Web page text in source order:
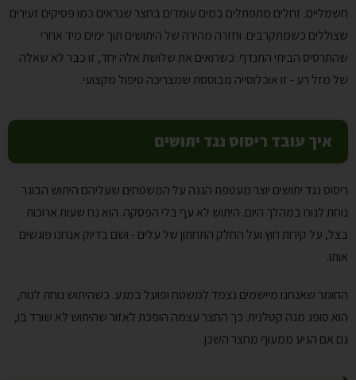
חשמליים. זחלים מתפתלים במים עומדים בחצר שנראים כמו פסיקים זעירים
שצוללים כשמתקרבים. וחזרה מהירה של היתושים תוך ימים מיד אחרי
שהתרסיס הביתי התנדף. כשרואים את שלושת אלה יחד, זו כבר לא שאלה
של מזל רע - זו אוכלוסייה מבוססת שמצריכה טיפול מקצועי.
איך עובד ריסוס נגד יתושים
ריסוס נגד יתושים יוצר מעטפת הגנה על המשטחים שעליהם היתוש הבוגר
נוחת לנוח במהלך היום. היתוש לא עף בלי הפסקה. הוא נח שעות ארוכות
בצל, על קירות חוץ ועל החלק התחתון של עלים - ושם בדיוק אנחנו פוגשים
אותו.
החומר שאנחנו מיישמים נצמד למשטח ופועל במגע. כשהיתוש נוחת לנוח,
הוא סופג מנה קטלנית. כך החצר עצמה הופכת לאזור שהיתוש לא שורד בו,
גם אם הגיע ממעוף מחצר השכן.